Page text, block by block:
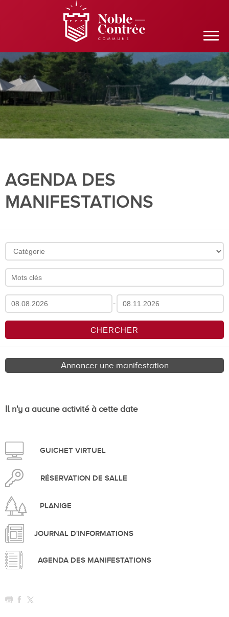
AGENDA DES
MANIFESTATIONS
-
Annoncer une manifestation
Il n'y a aucune activité à cette date
GUICHET VIRTUEL
RÉSERVATION DE SALLE
PLANIGE
JOURNAL D'INFORMATIONS
AGENDA DES MANIFESTATIONS